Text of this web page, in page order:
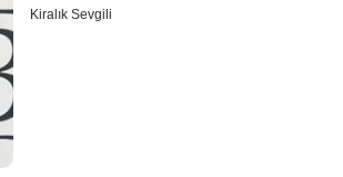
Kiralık Sevgili